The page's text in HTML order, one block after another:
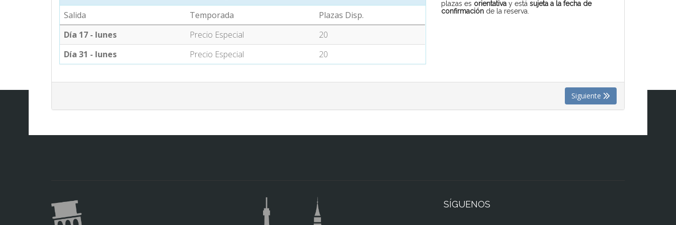
Salida
Temporada
Plazas Disp.
Día 17 - lunes
Precio Especial
20
Día 31 - lunes
Precio Especial 20
plazas es orientativay está sujeta a la fecha de
confirmaciónde la reserva.
Siguiente
SÍGUENOS